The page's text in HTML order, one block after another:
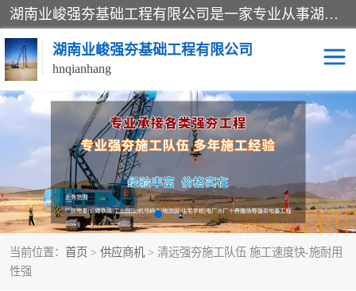
湖南业峻强夯基础工程有限公司是一家专业从事湖南强夯基础工程、强夯机租赁，地基处理的施工单位。业务覆盖：湖南、广东，江西等地。可承接1000KN.m-25000KN.m强夯（置换）工程。公司创始人是国内较早期从事强夯施工的建设者，经过多年的一步一个脚印的发展，在行业内具有较高的度和良好的口碑。
湖南业峻强夯基础工程有限公司
hnqianhang
当前位置： 首页 > 供应商机 > 清远强夯施工队伍 施工速度快-施耐用
性强
强夯施工案例 强夯机租赁
强夯施工工程 强夯施工队伍
强夯队伍